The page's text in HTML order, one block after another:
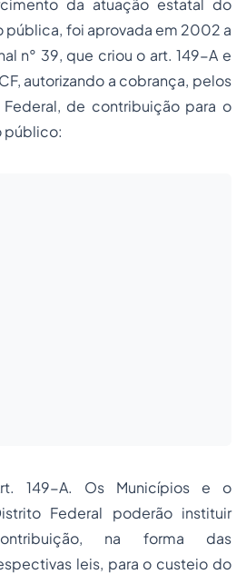
da atuação estatal do
pública, foi aprovada em 2002 a
n° 39, que criou o art. 149-A e
autorizando a cobrança, pelos
de contribuição para o
público:
149-A. Os Municípios e o
Federal poderão instituir
na forma das
leis, para o custeio do